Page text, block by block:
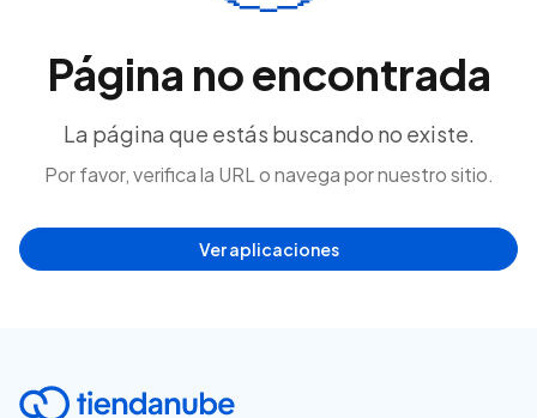
Página no encontrada
La página que estás buscando no existe.
Por favor, verifica la URL o navega por nuestro sitio.
Ver aplicaciones